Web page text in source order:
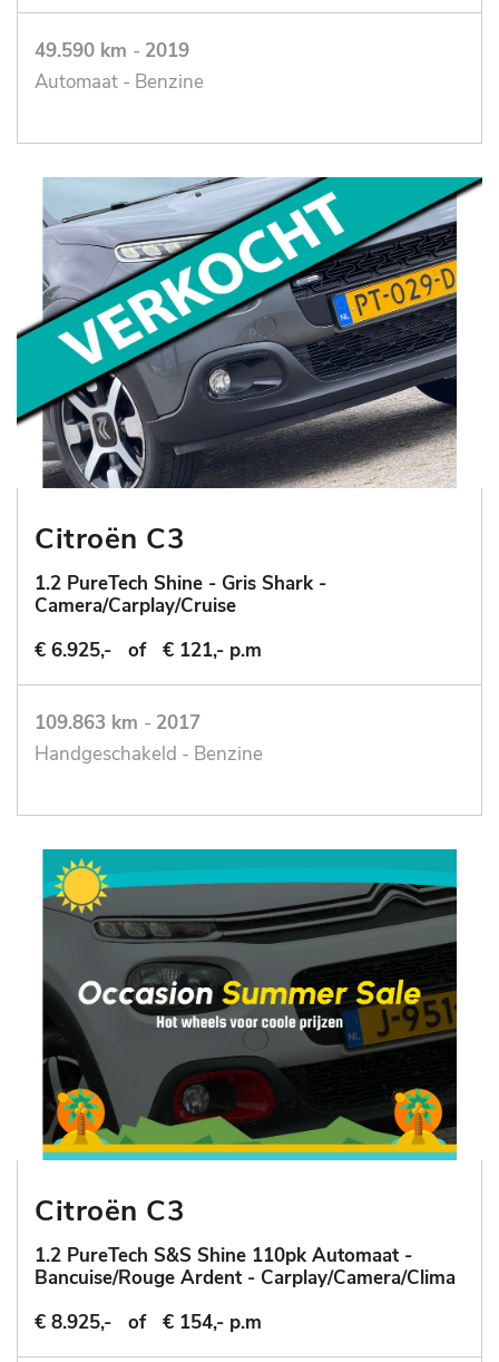
49.590 km - 2019
Automaat - Benzine
Citroën C3
1.2 PureTech Shine - Gris Shark -
Camera/Carplay/Cruise
€ 6.925,-
of € 121,- p.m
109.863 km - 2017
Handgeschakeld - Benzine
Citroën C3
1.2 PureTech S&S Shine 110pk Automaat -
Bancuise/Rouge Ardent - Carplay/Camera/Clima
€ 8.925,-
of € 154,- p.m